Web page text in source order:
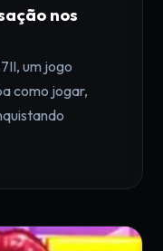
nos
um jogo
como jogar,